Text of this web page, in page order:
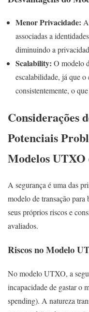
Menor Privacidade:
associadas a
diminuindo a
Scalability: O modelo
escalabilidade, já que
consistentemente, o
Considerações
Potenciais
Modelos UTXO
A segurança é uma das
modelo de transação
seus próprios riscos e
avaliados.
Riscos no Modelo
No modelo UTXO, a
incapacidade de gastar o
spending). A natureza